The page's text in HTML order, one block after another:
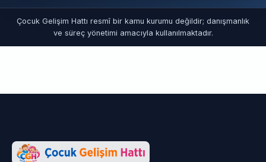
Çocuk Gelişim Hattı resmî bir kamu kurumu değildir; danışmanlık
ve süreç yönetimi amacıyla kullanılmaktadır.